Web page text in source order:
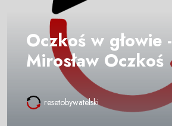
Oczkoś w głowie -
Mirosław Oczkoś
resetobywatelski